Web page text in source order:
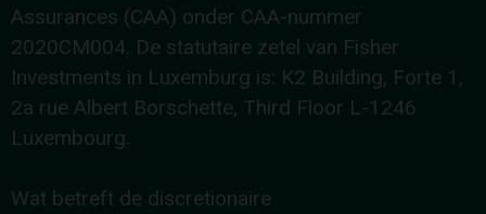
Assurances (CAA) onder CAA-nummer
2020CM004. De statutaire zetel van Fisher
Investments in Luxemburg is: K2 Building, Forte 1,
2a rue Albert Borschette, Third Floor L-1246
Luxembourg.
Wat betreft de discretionaire